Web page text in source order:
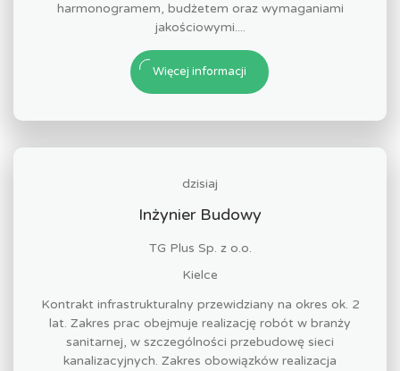
harmonogramem, budżetem oraz wymaganiami
jakościowymi....
Więcej informacji
dzisiaj
Inżynier Budowy
TG Plus Sp. z o.o.
Kielce
Kontrakt infrastrukturalny przewidziany na okres ok. 2
lat. Zakres prac obejmuje realizację robót w branży
sanitarnej, w szczególności przebudowę sieci
kanalizacyjnych. Zakres obowiązków realizacja